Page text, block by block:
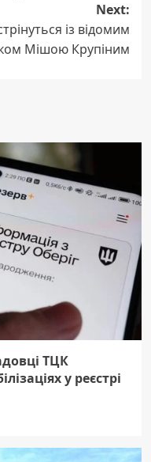
Next:
із відомим
Мішою Крупіним
ТЦК
у реєстрі